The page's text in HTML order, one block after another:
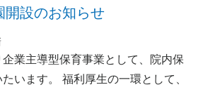
開設のお知らせ
企業主導型保育事業として、院内保
います。 福利厚生の一環として、